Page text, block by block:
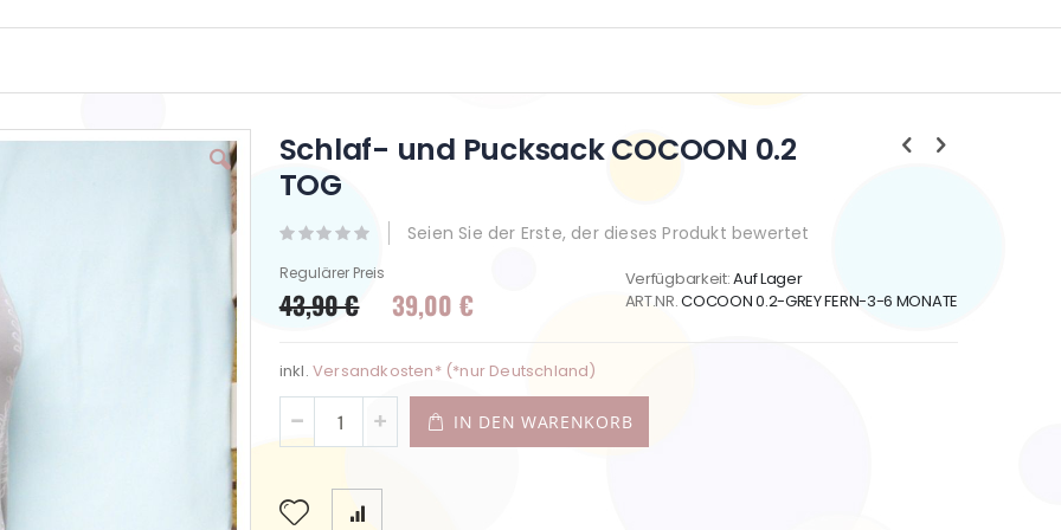
Schlaf- und Pucksack COCOON 0.2
TOG
Seien Sie der Erste, der dieses Produkt bewertet
Regulärer Preis
43,90 € Sonderpreis
39,00 €
Verfügbarkeit:Auf Lager
ART.NR.COCOON 0.2-GREY FERN-3-6 MONATE
inkl. Versandkosten* (*nur Deutschland)
IN DEN WARENKORB